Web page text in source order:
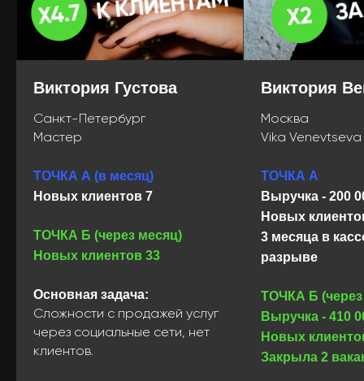
Виктория Густова
Санкт-Петербург
Мастер
ТОЧКА А (в месяц)
Новых клиентов 7
ТОЧКА Б (через месяц)
Новых клиентов 33
Основная задача:
Сложности с продажей услуг
через социальные сети, нет
клиентов.
Виктория
Москва
Vika
ТОЧКА А
Выручка - 200
Новых
3 месяца в
разрыве
ТОЧКА Б
Выручка - 410
Новых
Закрыла 2